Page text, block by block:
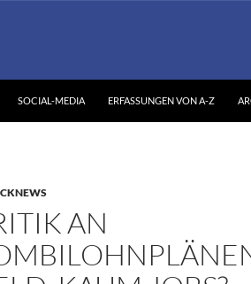
SOCIAL-MEDIA ERFASSUNGEN VON A-Z
AN